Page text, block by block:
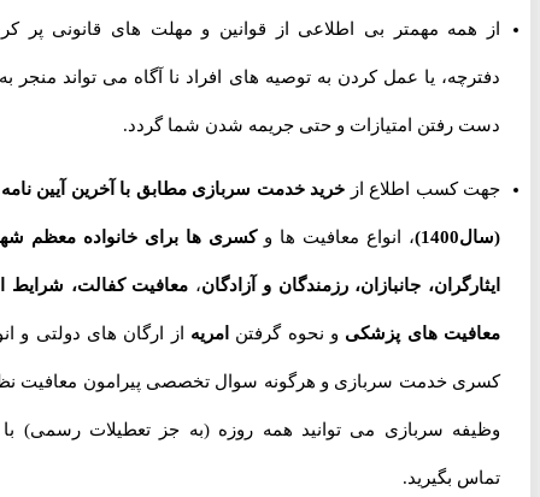
از همه مهمتر بی اطلاعی از قوانین و مهلت های قانونی پر کردن
دفترچه، یا عمل کردن به توصیه های افراد نا آگاه می تواند منجر به از
دست رفتن امتیازات و حتی جریمه شدن شما گردد.
جهت کسب اطلاع ازخرید خدمت سربازی مطابق با آخرین آیین نامه ها
(سال1400) ، انواع معافیت ها و کسری ها برای خانواده معظم شهدا،
ایثارگران، جانبازان، رزمندگان و آزادگان،معافیت کفالت، شرایط اخذ
معافیت های پزشکیو نحوه گرفتن امریهاز ارگان های دولتی و انواع
کسری خدمت سربازی و هرگونه سوال تخصصی پیرامون معافیت نظام
وظیفه سربازی می توانید همه روزه (به جز تعطیلات رسمی) با ما
تماس بگیرید.